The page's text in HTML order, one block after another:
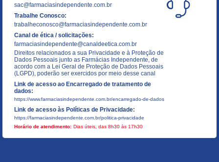
sac@farmaciasindependente.com.br
Trabalhe Conosco:
trabalheconosco@farmaciasindependente.com.br
Canal de ética / solicitações:
farmaciasindependente@canaldeetica.com.br
Direitos relacionados a sua Privacidade e à Proteção de
Dados Pessoais junto as Farmácias Independente, de
acordo com a Lei Geral de Proteção de Dados Pessoais
(LGPD), poderão ser exercidos por meio desse canal
Link de acesso ao Encarregado de tratamento de
dados:
https://www.farmaciasindependente.com.br/encarregado-de-dados
Link de acesso às Políticas de Privacidade:
https://farmaciasindependente.com.br/politica-privacidade
Horário de atendimento: Dias úteis, das 8h30 às 17h30